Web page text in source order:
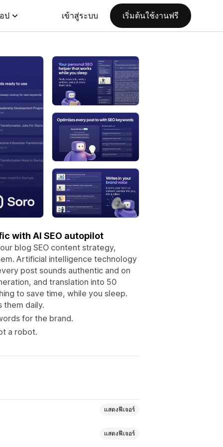
ป เข้าสู่ระบบ เริ่มต้นใช้งานฟรี
with AI SEO autopilot
blog SEO content strategy,
Artificial intelligence technology
post sounds authentic and on
and translation into 50
to save time, while you sleep.
them daily.
for the brand.
a robot.
แสดงฟีเจอร์
แสดงฟีเจอร์